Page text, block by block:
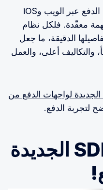
لكن لسنوات، كان توحيد تجربة الدفع عبر الويب وiOS
معقّدة. فلكل نظام
الدقيقة، ما جعل
والتكاليف أعلى، والعمل
الـ SDKs الجديدة لواجهات الدفع من
لتجربة الدفع.
اكتشف الـ SDKs الجديدة